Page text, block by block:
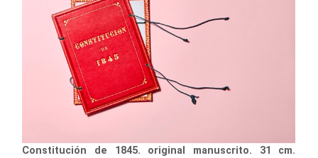
Constitución de 1845. original manuscrito. 31 cm.